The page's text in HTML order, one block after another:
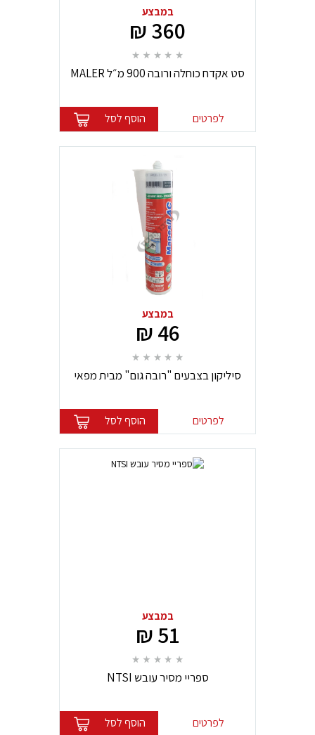
במבצע
360 ₪
סט אקדח כוחלה ורובה 900 מ״ל MALER
לפרטים הוסף לסל
במבצע
46 ₪
סיליקון בצבעים "רובה גום" מבית מפאי
לפרטים הוסף לסל
במבצע
51 ₪
ספריי מסיר עובש NTSI
לפרטים הוסף לסל